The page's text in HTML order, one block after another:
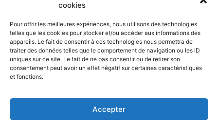
cookies
Pour offrir les meilleures expériences, nous utilisons des technologies
telles que les cookies pour stocker et/ou accéder aux informations des
appareils. Le fait de consentir à ces technologies nous permettra de
traiter des données telles que le comportement de navigation ou les ID
uniques sur ce site. Le fait de ne pas consentir ou de retirer son
consentement peut avoir un effet négatif sur certaines caractéristiques
et fonctions.
Accepter
Accueil Economie Entreprises Entrepreneur
Maghreb
© Challenges.tn By AAKOM.DIGITAL